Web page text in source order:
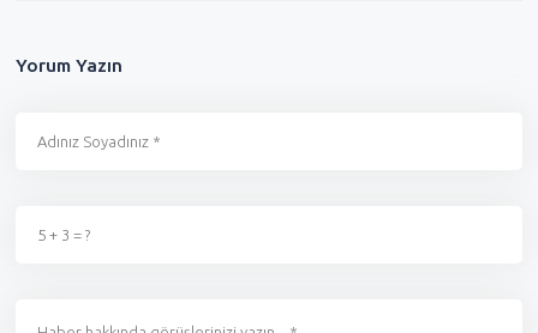
Yorum Yazın